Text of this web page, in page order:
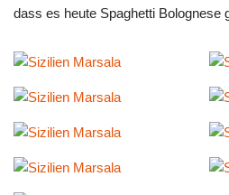
dass es heute Spaghetti Bolognese